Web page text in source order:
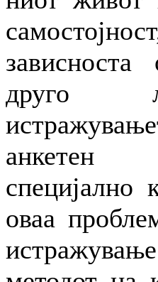
друго
анкетен
специјално
оваа